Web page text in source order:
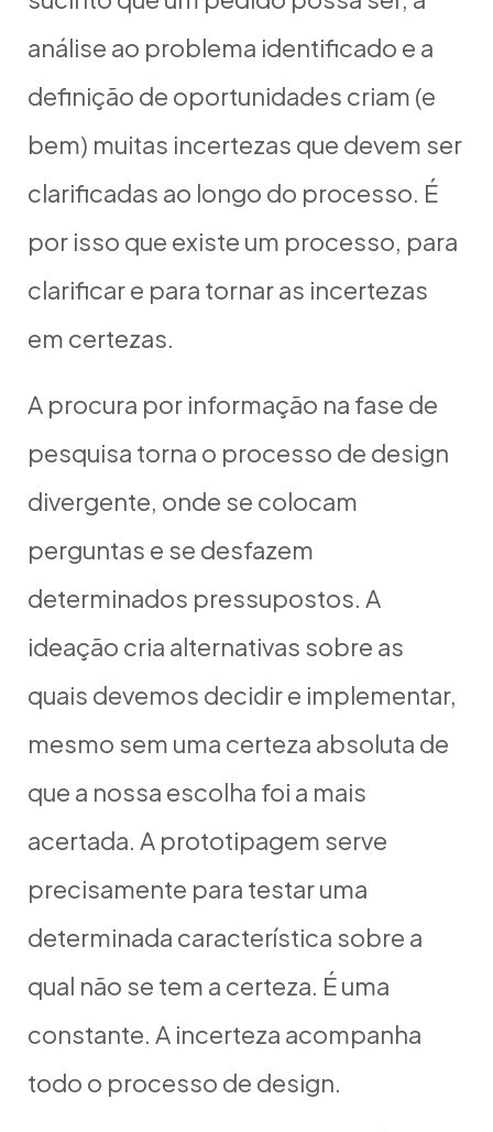
análise ao problema identificado e a
definição de oportunidades criam (e
bem) muitas incertezas que devem ser
clarificadas ao longo do processo. É
por isso que existe um processo, para
clarificar e para tornar as incertezas
em certezas.
A procura por informação na fase de
pesquisa torna o processo de design
divergente, onde se colocam
perguntas e se desfazem
determinados pressupostos. A
ideação cria alternativas sobre as
quais devemos decidir e implementar,
mesmo sem uma certeza absoluta de
que a nossa escolha foi a mais
acertada. A prototipagem serve
precisamente para testar uma
determinada característica sobre a
qual não se tem a certeza. É uma
constante. A incerteza acompanha
todo o processo de design.